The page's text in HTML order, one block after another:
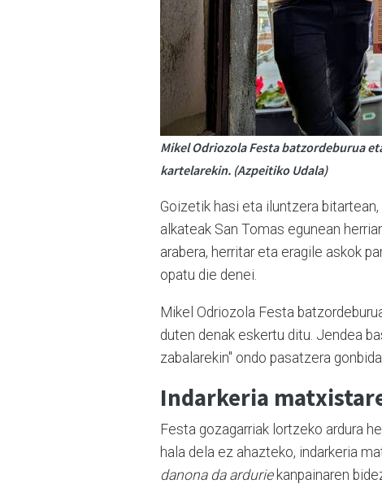
Mikel Odriozola Festa batzordeburua
kartelarekin. (Azpeitiko Udala)
Goizetik hasi eta iluntzera
alkateak San Tomas egunean
arabera, herritar eta eragile askok
opatu die denei.
Mikel Odriozola Festa
duten denak eskertu ditu. Jendea
zabalarekin" ondo pasatzera
Indarkeria
Festa gozagarriak lortzeko ardura
hala dela ez ahazteko, indarkeria
danona da ardurie kanpainaren